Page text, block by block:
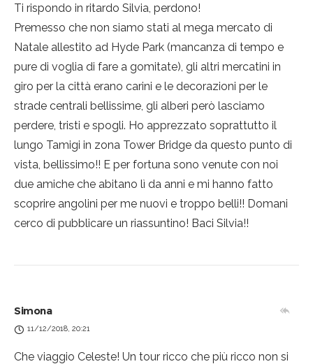
Ti rispondo in ritardo Silvia, perdono!
Premesso che non siamo stati al mega mercato di
Natale allestito ad Hyde Park (mancanza di tempo e
pure di voglia di fare a gomitate), gli altri mercatini in
giro per la città erano carini e le decorazioni per le
strade centrali bellissime, gli alberi però lasciamo
perdere, tristi e spogli. Ho apprezzato soprattutto il
lungo Tamigi in zona Tower Bridge da questo punto di
vista, bellissimo!! E per fortuna sono venute con noi
due amiche che abitano lì da anni e mi hanno fatto
scoprire angolini per me nuovi e troppo belli!! Domani
cerco di pubblicare un riassuntino! Baci Silvia!!
Simona
11/12/2018, 20:21
Che viaggio Celeste! Un tour ricco che più ricco non si